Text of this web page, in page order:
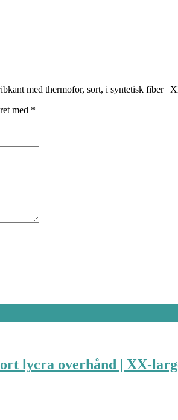
med thermofor, sort, i syntetisk fiber |
med *
lycra overhånd | XX-